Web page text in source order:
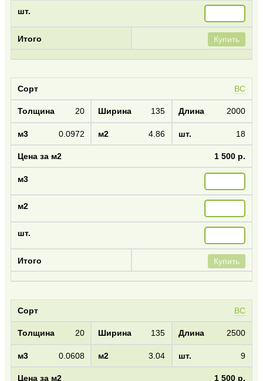
Купить
BC
20 135 2000
0.0972 4.86 18
1 500 р.
Купить
BC
20 135 2500
0.0608 3.04 9
1 500 р.